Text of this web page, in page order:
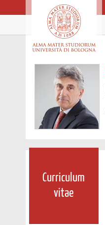
Curriculum
vitae